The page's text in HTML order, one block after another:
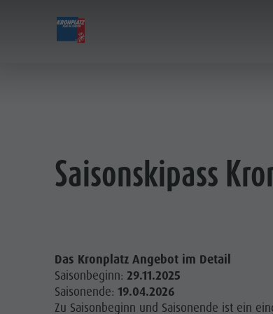
Online Shop
Dolomiti Supersummer
Verhaltensregeln
MMM Corones
Helikopterflug
Skyscraper
Nachhaltigkeit
Saisonskipass
Das Kronplatz Angebot im Detail
Saisonbeginn:29.11.2025
Saisonende:19.04.2026
Zu Saisonbeginn und Saisonende ist ein